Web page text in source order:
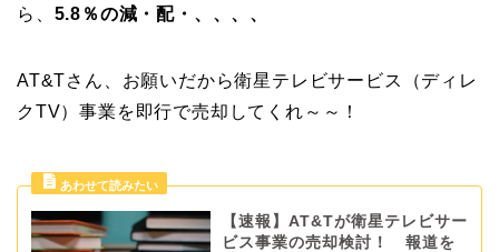
ら、 5.8％の減・配・、、、、
AT&Tさん、お願いだから衛星テレビサービス（ディレ
クTV）事業を即行で売却してくれ～～！
【速報】AT&Tが衛星テレビサー
ビス事業の売却検討！ 報道を